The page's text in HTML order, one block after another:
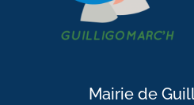
Mairie de